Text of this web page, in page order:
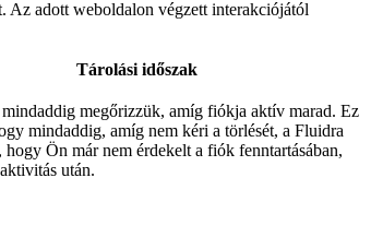
Az adott weboldalon végzett interakciójától
Tárolási időszak
megőrizzük, amíg fiókja aktív marad. Ez
mindaddig, amíg nem kéri a törlését, a Fluidra
hogy Ön már nem érdekelt a fiók fenntartásában,
után.